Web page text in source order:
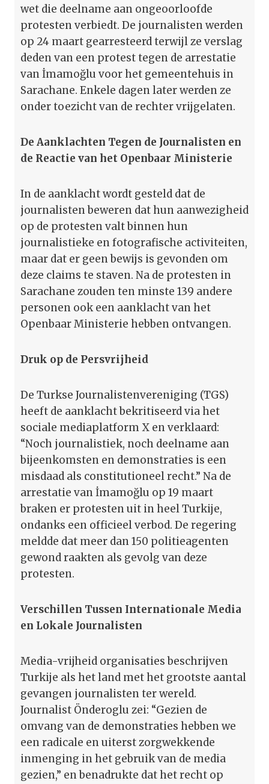
wet die deelname aan ongeoorloofde
protesten verbiedt. De journalisten werden
op 24 maart gearresteerd terwijl ze verslag
deden van een protest tegen de arrestatie
van İmamoğlu voor het gemeentehuis in
Sarachane. Enkele dagen later werden ze
onder toezicht van de rechter vrijgelaten.
De Aanklachten Tegen de Journalisten en
de Reactie van het Openbaar Ministerie
In de aanklacht wordt gesteld dat de
journalisten beweren dat hun aanwezigheid
op de protesten valt binnen hun
journalistieke en fotografische activiteiten,
maar dat er geen bewijs is gevonden om
deze claims te staven. Na de protesten in
Sarachane zouden ten minste 139 andere
personen ook een aanklacht van het
Openbaar Ministerie hebben ontvangen.
Druk op de Persvrijheid
De Turkse Journalistenvereniging (TGS)
heeft de aanklacht bekritiseerd via het
sociale mediaplatform X en verklaard:
“Noch journalistiek, noch deelname aan
bijeenkomsten en demonstraties is een
misdaad als constitutioneel recht.” Na de
arrestatie van İmamoğlu op 19 maart
braken er protesten uit in heel Turkije,
ondanks een officieel verbod. De regering
meldde dat meer dan 150 politieagenten
gewond raakten als gevolg van deze
protesten.
Verschillen Tussen Internationale Media
en Lokale Journalisten
Media-vrijheid organisaties beschrijven
Turkije als het land met het grootste aantal
gevangen journalisten ter wereld.
Journalist Önderoglu zei: “Gezien de
omvang van de demonstraties hebben we
een radicale en uiterst zorgwekkende
inmenging in het gebruik van de media
gezien,” en benadrukte dat het recht op